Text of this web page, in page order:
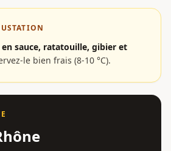
en sauce, ratatouille, gibier et
le bien frais (8-10 °C).